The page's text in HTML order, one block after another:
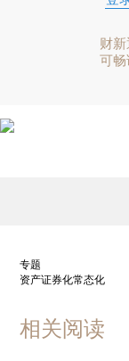
财
可畅
专题
资产证券化常态化
相关阅读